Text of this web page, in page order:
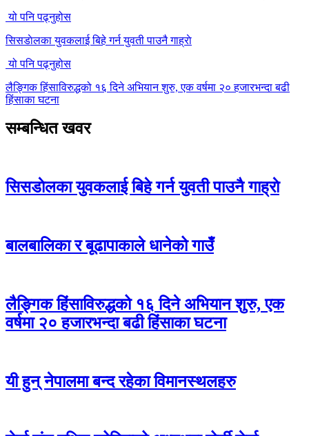
यो पनि पढ्नुहोस
सिसडाेलका युवकलाई बिहे गर्न युवती पाउनै गाह्राे
यो पनि पढ्नुहोस
लैङ्गिक हिंसाविरुद्धको १६ दिने अभियान शुरु, एक वर्षमा २० हजारभन्दा बढी
हिंसाका घटना
सम्बन्धित खवर
सिसडाेलका युवकलाई बिहे गर्न युवती पाउनै गाह्राे
बालबालिका र बूढापाकाले धानेको गाउँ
लैङ्गिक हिंसाविरुद्धको १६ दिने अभियान शुरु, एक
वर्षमा २० हजारभन्दा बढी हिंसाका घटना
यी हुन् नेपालमा बन्द रहेका विमानस्थलहरु